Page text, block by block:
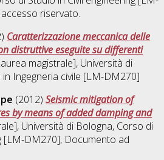
riservato.
Caratterizzazione meccanica delle
distruttive eseguite su differenti
magistrale], Università di
in Ingegneria civile [LM-DM270]
(2012)Seismic mitigation of
by means of added damping and
Università di Bologna, Corso di
[LM-DM270], Documento ad